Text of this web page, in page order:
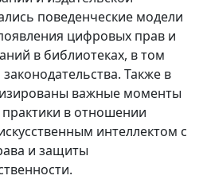
поведенческие модели
цифровых прав и
в библиотеках, в том
Также в
важные моменты
в отношении
интеллектом с
и защиты